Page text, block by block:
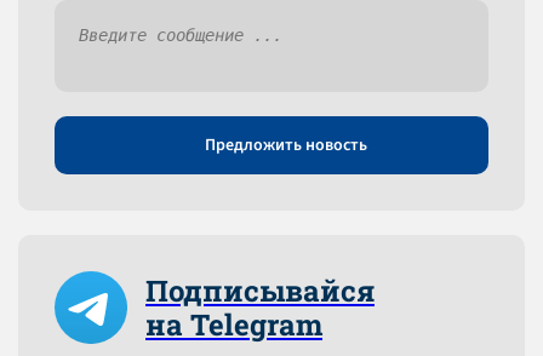
Предложить новость
Подписывайся
на Telegram